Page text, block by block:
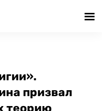
призвал
теорию